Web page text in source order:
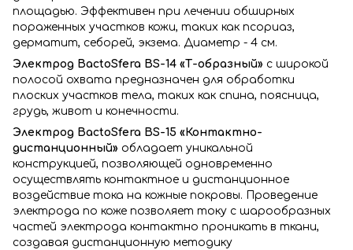
площадью. Эффективен при лечении обширных
пораженных участков кожи, таких как псориаз,
дерматит, себорей, экзема. Диаметр - 4 см.
Электрод BactoSfera BS-14 «Т-образный» с широкой
полосой охвата предназначен для обработки
плоских участков тела, таких как спина, поясница,
грудь, живот и конечности.
Электрод BactoSfera BS-15 «Контактно-
дистанционный» обладает уникальной
конструкцией, позволяющей одновременно
осуществлять контактное и дистанционное
воздействие тока на кожные покровы. Проведение
электрода по коже позволяет току с шарообразных
частей электрода контактно проникать в ткани,
создавая дистанционную методику